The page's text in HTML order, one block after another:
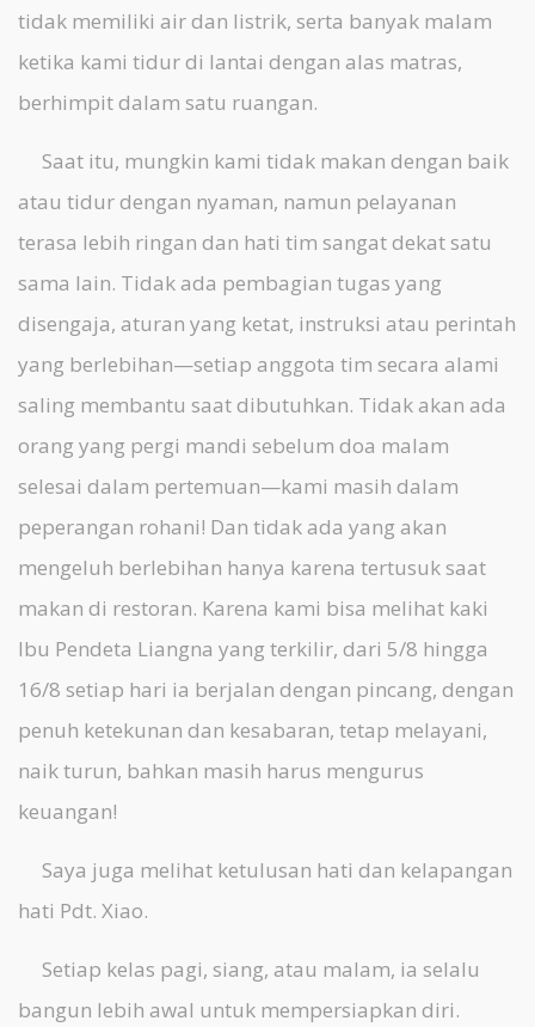
tidak memiliki air dan listrik, serta banyak malam
ketika kami tidur di lantai dengan alas matras,
berhimpit dalam satu ruangan.
Saat itu, mungkin kami tidak makan dengan baik
atau tidur dengan nyaman, namun pelayanan
terasa lebih ringan dan hati tim sangat dekat satu
sama lain. Tidak ada pembagian tugas yang
disengaja, aturan yang ketat, instruksi atau perintah
yang berlebihan—setiap anggota tim secara alami
saling membantu saat dibutuhkan. Tidak akan ada
orang yang pergi mandi sebelum doa malam
selesai dalam pertemuan—kami masih dalam
peperangan rohani! Dan tidak ada yang akan
mengeluh berlebihan hanya karena tertusuk saat
makan di restoran. Karena kami bisa melihat kaki
Ibu Pendeta Liangna yang terkilir, dari 5/8 hingga
16/8 setiap hari ia berjalan dengan pincang, dengan
penuh ketekunan dan kesabaran, tetap melayani,
naik turun, bahkan masih harus mengurus
keuangan!
Saya juga melihat ketulusan hati dan kelapangan
hati Pdt. Xiao.
Setiap kelas pagi, siang, atau malam, ia selalu
bangun lebih awal untuk mempersiapkan diri.